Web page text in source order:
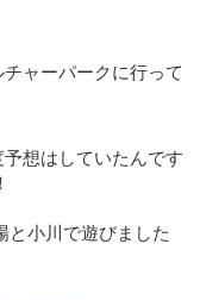
ャーパークに行って
想はしていたんです
小川で遊びました